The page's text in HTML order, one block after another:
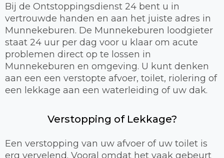
Bij de Ontstoppingsdienst 24 bent u in
vertrouwde handen en aan het juiste adres in
Munnekeburen. De Munnekeburen loodgieter
staat 24 uur per dag voor u klaar om acute
problemen direct op te lossen in
Munnekeburen en omgeving. U kunt denken
aan een een verstopte afvoer, toilet, riolering of
een lekkage aan een waterleiding of uw dak.
Verstopping of Lekkage?
Een verstopping van uw afvoer of uw toilet is
erg vervelend. Vooral omdat het vaak gebeurt